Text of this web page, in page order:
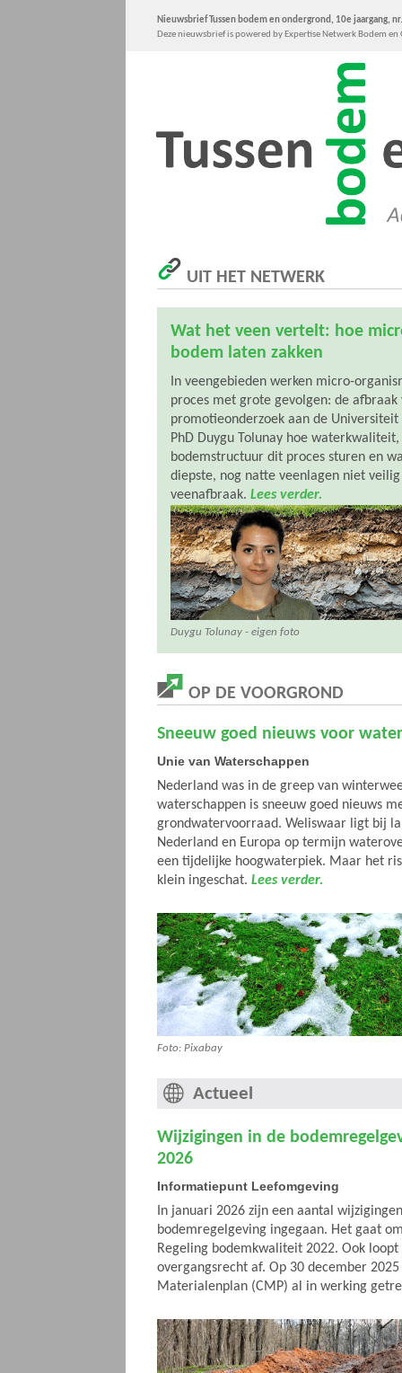
Nieuwsbrief Tussen bodem en ondergrond, 10e jaargang,
Deze nieuwsbrief is powered by Expertise Netwerk Bodem
UIT HET NETWERK
Wat het veen vertelt: hoe
bodem laten zakken
In veengebieden werken micro-
proces met grote gevolgen: de afbraak
promotieonderzoek aan de
PhD Duygu Tolunay hoe
bodemstructuur dit proces sturen en
diepste, nog natte veenlagen niet
veenafbraak. Lees verder.
Duygu Tolunay - eigen foto
OP DE VOORGROND
Sneeuw goed nieuws voor
Unie van Waterschappen
Nederland was in de greep van
waterschappen is sneeuw goed nieuws
grondwatervoorraad. Weliswaar ligt bij
Nederland en Europa op termijn
een tijdelijke hoogwaterpiek. Maar het
klein ingeschat. Lees verder.
Foto: Pixabay
Actueel
Wijzigingen in de
2026
Informatiepunt Leefomgeving
In januari 2026 zijn een aantal
bodemregelgeving ingegaan. Het gaat
Regeling bodemkwaliteit 2022. Ook
overgangsrecht af. Op 30 december
Materialenplan (CMP) al in werking